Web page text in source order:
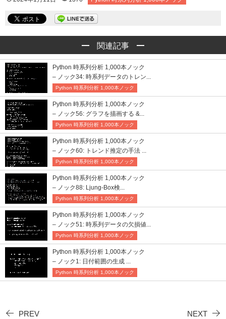
関連記事
Python 時系列分析 1,000本ノック
– ノック34: 時系列データのトレン...
Python 時系列分析 1,000本ノック
Python 時系列分析 1,000本ノック
– ノック56: グラフを描画する &...
Python 時系列分析 1,000本ノック
Python 時系列分析 1,000本ノック
– ノック60: トレンド推定の手法 ...
Python 時系列分析 1,000本ノック
Python 時系列分析 1,000本ノック
– ノック88: Ljung-Box検...
Python 時系列分析 1,000本ノック
Python 時系列分析 1,000本ノック
– ノック51: 時系列データの欠損値...
Python 時系列分析 1,000本ノック
Python 時系列分析 1,000本ノック
– ノック1: 日付範囲の生成 ...
Python 時系列分析 1,000本ノック
PREV NEXT